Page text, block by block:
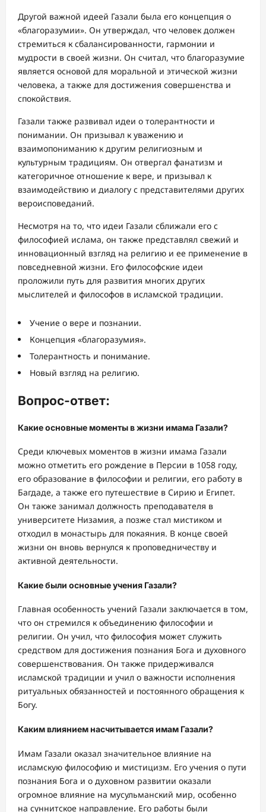
Другой важной идеей Газали была его концепция о
«благоразумии». Он утверждал, что человек должен
стремиться к сбалансированности, гармонии и
мудрости в своей жизни. Он считал, что благоразумие
является основой для моральной и этической жизни
человека, а также для достижения совершенства и
спокойствия.
Газали также развивал идеи о толерантности и
понимании. Он призывал к уважению и
взаимопониманию к другим религиозным и
культурным традициям. Он отвергал фанатизм и
категоричное отношение к вере, и призывал к
взаимодействию и диалогу с представителями других
вероисповеданий.
Несмотря на то, что идеи Газали сближали его с
философией ислама, он также представлял свежий и
инновационный взгляд на религию и ее применение в
повседневной жизни. Его философские идеи
проложили путь для развития многих других
мыслителей и философов в исламской традиции.
Учение о вере и познании.
Концепция «благоразумия».
Толерантность и понимание.
Новый взгляд на религию.
Вопрос-ответ:
Какие основные моменты в жизни имама Газали?
Среди ключевых моментов в жизни имама Газали
можно отметить его рождение в Персии в 1058 году,
его образование в философии и религии, его работу в
Багдаде, а также его путешествие в Сирию и Египет.
Он также занимал должность преподавателя в
университете Низамия, а позже стал мистиком и
отходил в монастырь для покаяния. В конце своей
жизни он вновь вернулся к проповедничеству и
активной деятельности.
Какие были основные учения Газали?
Главная особенность учений Газали заключается в том,
что он стремился к объединению философии и
религии. Он учил, что философия может служить
средством для достижения познания Бога и духовного
совершенствования. Он также придерживался
исламской традиции и учил о важности исполнения
ритуальных обязанностей и постоянного обращения к
Богу.
Каким влиянием насчитывается имам Газали?
Имам Газали оказал значительное влияние на
исламскую философию и мистицизм. Его учения о пути
познания Бога и о духовном развитии оказали
огромное влияние на мусульманский мир, особенно
на суннитское направление. Его работы были